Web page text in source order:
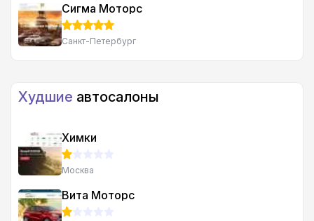
Сигма Моторс
Санкт-Петербург
Худшие автосалоны
Химки
Москва
Вита Моторс